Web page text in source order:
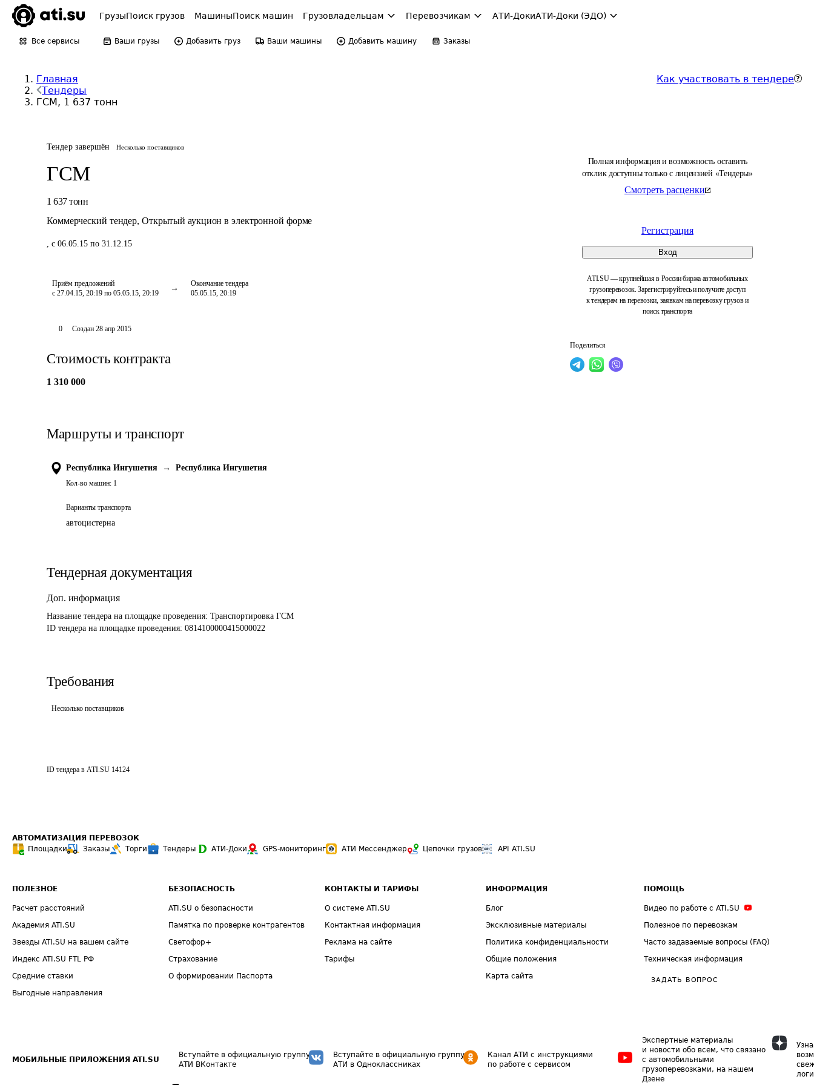
ГрузыПоиск грузов МашиныПоиск машин Грузовладельцам Перевозчикам АТИ-ДокиАТИ-Доки (ЭДО)
Все сервисы Ваши грузы Добавить груз Ваши машины Добавить машину Заказы
Главная
Тендеры
ГСМ, 1 637 тонн
Как участвовать в тендере
Тендер завершён Несколько поставщиков
ГСМ
1 637 тонн
Коммерческий тендер, Открытый аукцион в электронной форме
, с 06.05.15 по 31.12.15
Приём предложений
с 27.04.15, 20:19 по 05.05.15, 20:19
Окончание тендера
05.05.15, 20:19
Полная информация и возможность оставить
отклик доступны только с лицензией «Тендеры»
Смотреть расценки
Регистрация
Вход
ATI.SU — крупнейшая в России биржа автомобильных
грузоперевозок. Зарегистрируйтесь и получите доступ
к тендерам на перевозки, заявкам на перевозку грузов и
поиск транспорта
Поделиться
0 Создан 28 апр 2015
Стоимость контракта
1 310 000
Маршруты и транспорт
Республика Ингушетия → Республика Ингушетия
Кол-во машин: 1
Варианты транспорта
автоцистерна
Тендерная документация
Доп. информация
Название тендера на площадке проведения: Транспортировка ГСМ
ID тендера на площадке проведения: 0814100000415000022
Требования
Несколько поставщиков
ID тендера в ATI.SU 14124
АВТОМАТИЗАЦИЯ ПЕРЕВОЗОК
Площадки
Заказы Торги Тендеры АТИ-Доки GPS-мониторинг АТИ Мессенджер Цепочки грузов API ATI.SU
ПОЛЕЗНОЕ
Расчет расстояний
Академия ATI.SU
Звезды ATI.SU на вашем сайте
Индекс ATI.SU FTL РФ
Средние ставки
Выгодные направления
БЕЗОПАСНОСТЬ
ATI.SU о безопасности
Памятка по проверке контрагентов
Светофор+
Страхование
О формировании Паспорта
КОНТАКТЫ И ТАРИФЫ
О системе ATI.SU
Контактная информация
Реклама на сайте
Тарифы
ИНФОРМАЦИЯ
Блог
Эксклюзивные материалы
Политика конфиденциальности
Общие положения
Карта сайта
ПОМОЩЬ
Видео по работе с ATI.SU
Полезное по перевозкам
Часто задаваемые вопросы (FAQ)
Техническая информация
ЗАДАТЬ ВОПРОС
МОБИЛЬНЫЕ ПРИЛОЖЕНИЯ ATI.SU
Вступайте в официальную группу
АТИ ВКонтакте
Вступайте в официальную группу
АТИ в Одноклассниках
Канал АТИ с инструкциями
по работе с сервисом
Экспертные материалы
и новости обо всем, что связано
с автомобильными
грузоперевозками, на нашем
Дзене